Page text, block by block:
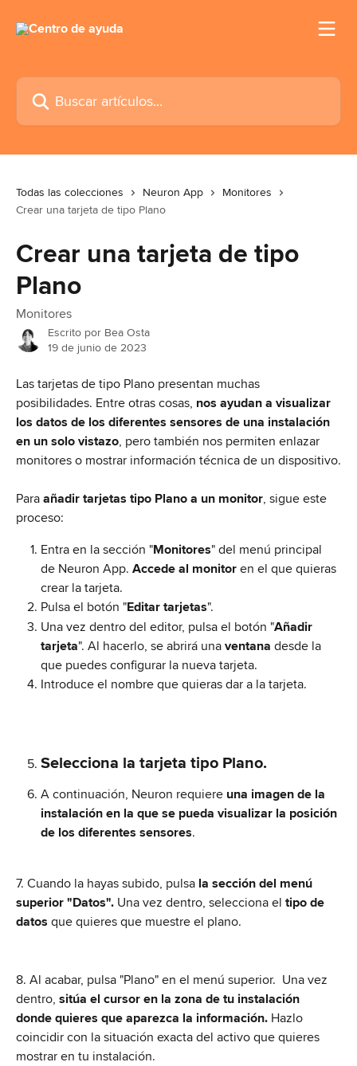
Buscar artículos...
Todas las colecciones Neuron App
Monitores
Crear una tarjeta de tipo Plano
Crear una tarjeta de tipo
Plano
Monitores
Escrito por Bea Osta
19 de junio de 2023
Las tarjetas de tipo Plano presentan muchas
posibilidades. Entre otras cosas, nos ayudan a visualizar
los datos de los diferentes sensores de una instalación
en un solo vistazo, pero también nos permiten enlazar
monitores o mostrar información técnica de un dispositivo.
Para añadir tarjetas tipo Plano a un monitor, sigue este
proceso:
Entra en la sección "Monitores" del menú principal
de Neuron App. Accede al monitor en el que quieras
crear la tarjeta.
Pulsa el botón "Editar tarjetas".
Una vez dentro del editor, pulsa el botón "Añadir
tarjeta". Al hacerlo, se abrirá una ventana desde la
que puedes configurar la nueva tarjeta.
Introduce el nombre que quieras dar a la tarjeta.
Selecciona la tarjeta tipo Plano.
A continuación, Neuron requiere una imagen de la
instalación en la que se pueda visualizar la posición
de los diferentes sensores.
7. Cuando la hayas subido, pulsa la sección del menú
superior "Datos". Una vez dentro, selecciona el tipo de
datos que quieres que muestre el plano.
8. Al acabar, pulsa "Plano" en el menú superior.  Una vez
dentro, sitúa el cursor en la zona de tu instalación
donde quieres que aparezca la información. Hazlo
coincidir con la situación exacta del activo que quieres
mostrar en tu instalación.